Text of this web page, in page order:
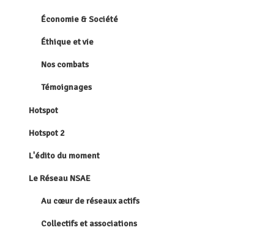
Économie & Société
Éthique et vie
Nos combats
Témoignages
Hotspot
Hotspot 2
L'édito du moment
Le Réseau NSAE
Au cœur de réseaux actifs
Collectifs et associations